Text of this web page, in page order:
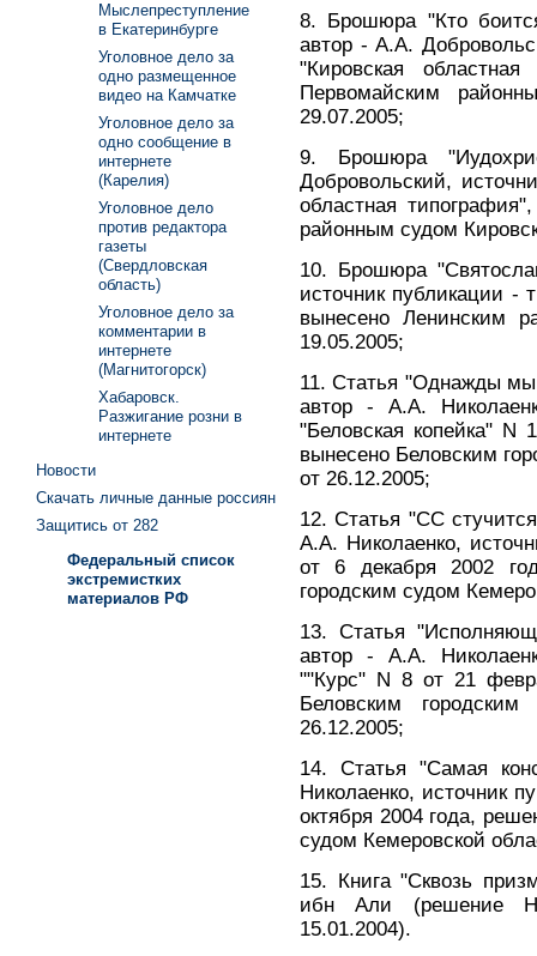
8. Брошюра "Кто
автор - А.А.
"Кировская
Первомайским
29.07.2005;
9. Брошюра
Добровольский,
областная
районным судом
10. Брошюра
источник публикации -
вынесено Ленинским
19.05.2005;
11. Статья "Однажды
автор - А.А.
"Беловская копейка" N
вынесено Беловским
от 26.12.2005;
12. Статья "СС
А.А. Николаенко,
от 6 декабря 2002
городским судом
13. Статья
автор - А.А.
""Курс" N 8 от 21
Беловским
26.12.2005;
14. Статья "Самая
Николаенко, источник
октября 2004 года,
судом Кемеровской
15. Книга "Сквозь
ибн Али (решение
15.01.2004).
Мыслепреступление
в Екатеринбурге
Уголовное дело за
одно размещенное
видео на Камчатке
Уголовное дело за
одно сообщение в
интернете
(Карелия)
Уголовное дело
против редактора
газеты
(Свердловская
область)
Уголовное дело за
комментарии в
интернете
(Магнитогорск)
Хабаровск.
Разжигание розни в
интернете
Новости
Скачать личные данные россиян
Защитись от 282
Федеральный список
экстремистких
материалов РФ